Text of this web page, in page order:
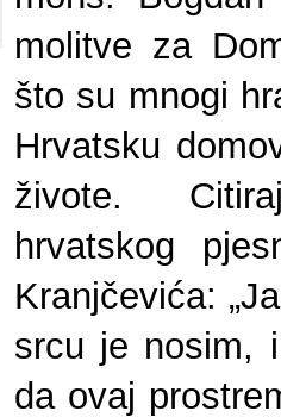
molitve za
što su mnogi
Hrvatsku
živote.
hrvatskog
Kranjčevića:
srcu je nosim,
da ovaj